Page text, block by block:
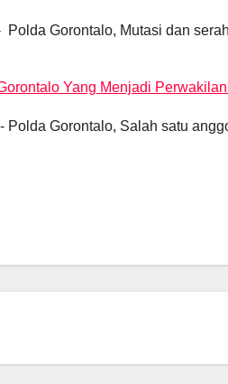
Gorontalo, Mutasi dan
Yang Menjadi
Polda Gorontalo, Salah satu